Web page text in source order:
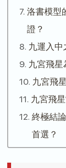
洛書模型
證？
九運入中
九宮飛星
九宮飛
九宮飛
終極結
首選？